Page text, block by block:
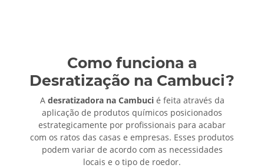
Como funciona a
Desratização na Cambuci?
A desratizadora na Cambucié feita através da
aplicação de produtos químicos posicionados
estrategicamente por profissionais para acabar
com os ratos das casas e empresas. Esses produtos
podem variar de acordo com as necessidades
locais e o tipo de roedor.